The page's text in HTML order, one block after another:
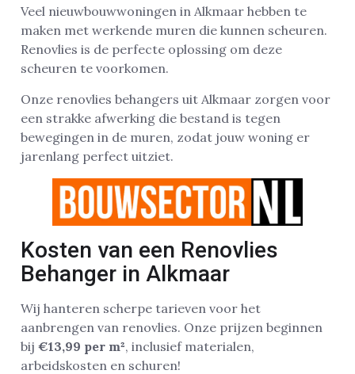
Veel nieuwbouwwoningen in Alkmaar hebben te
maken met werkende muren die kunnen scheuren.
Renovlies is de perfecte oplossing om deze
scheuren te voorkomen.
Onze renovlies behangers uit Alkmaar zorgen voor
een strakke afwerking die bestand is tegen
bewegingen in de muren, zodat jouw woning er
jarenlang perfect uitziet.
Kosten van een Renovlies
Behanger in Alkmaar
Wij hanteren scherpe tarieven voor het
aanbrengen van renovlies. Onze prijzen beginnen
bij €13,99 per m², inclusief materialen,
arbeidskosten en schuren!